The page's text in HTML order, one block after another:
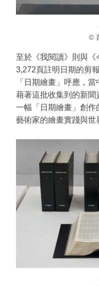
©
至於《我閱讀》則與《
3,272頁註明日期的剪
「日期繪畫」呼應，
藉著這批收集到的新聞
一幅「日期繪畫」創作
藝術家的繪畫實踐與世